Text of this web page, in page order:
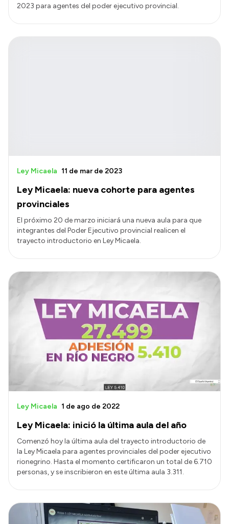
2023 para agentes del poder ejecutivo provincial.
Ley Micaela: nueva cohorte para agentes
provinciales
Ley Micaela 11 de mar de 2023
El próximo 20 de marzo iniciará una nueva aula para que
integrantes del Poder Ejecutivo provincial realicen el
trayecto introductorio en Ley Micaela.
Ley Micaela: inició la última aula del año
Ley Micaela 1 de ago de 2022
Comenzó hoy la última aula del trayecto introductorio de
la Ley Micaela para agentes provinciales del poder ejecutivo
rionegrino. Hasta el momento certificaron un total de 6.710
personas, y se inscribieron en este última aula 3.311.